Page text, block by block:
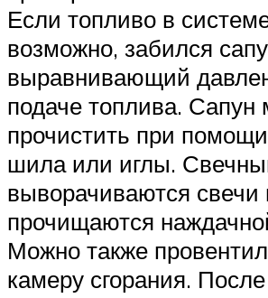
Если топливо в
возможно, забился
выравнивающий
подаче топлива. Сапун
прочистить при помощи
шила или иглы.
выворачиваются свечи
прочищаются
Можно также
камеру сгорания.